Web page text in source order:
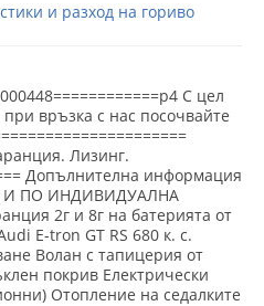
Кожен салон, Лети
на седалките, Сервизна
волана, Автопилот,
и разход на гориво
С цел
връзка с нас посочвайте
Лизинг.
Допълнителна информация
И ПО ИНДИВИДУАЛНА
2г и 8г на батерията от
E-tron GT RS 680 к. с.
Волан с тапицерия от
покрив Електрически
Отопление на седалките